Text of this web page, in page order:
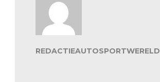
REDACTIEAUTOSPORTWERELD